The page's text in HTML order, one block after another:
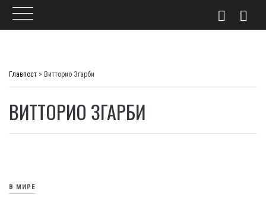
Главпост > Витторио Згарби
ВИТТОРИО ЗГАРБИ
В МИРЕ